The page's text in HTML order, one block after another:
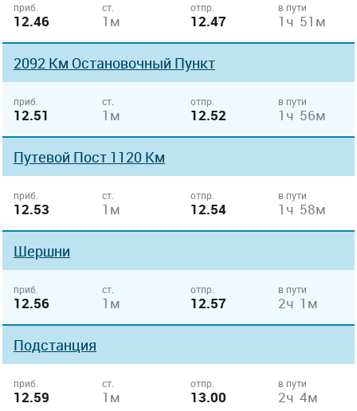
приб.
12.46
ст.
1м
отпр.
12.47
в пути
1ч 51м
2092 Км Остановочный Пункт
приб.
12.51
ст.
1м
отпр.
12.52
в пути
1ч 56м
Путевой Пост 1120 Км
приб.
12.53
ст.
1м
отпр.
12.54
в пути
1ч 58м
Шершни
приб.
12.56
ст.
1м
отпр.
12.57
в пути
2ч 1м
Подстанция
приб.
12.59
ст.
1м
отпр.
13.00
в пути
2ч 4м